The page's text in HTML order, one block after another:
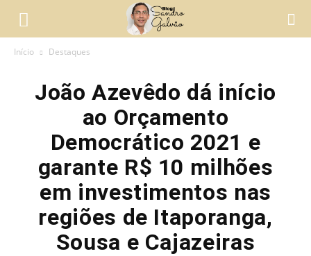
Início Destaques
João Azevêdo dá início
ao Orçamento
Democrático 2021 e
garante R$ 10 milhões
em investimentos nas
regiões de Itaporanga,
Sousa e Cajazeiras